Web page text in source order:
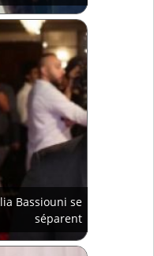
Bassiouni se
séparent